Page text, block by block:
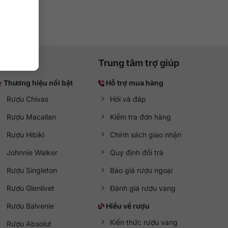
Thương hiệu nổi bật
Rượu Chivas
Rượu Macallan
Rượu Hibiki
Johnnie Walker
Rượu Singleton
Rượu Glenlivet
Rượu Balvenie
Rượu Absolut
Trung tâm trợ giúp
Hỗ trợ mua hàng
Hỏi và đáp
Kiểm tra đơn hàng
Chính sách giao nhận
Quy định đổi trả
Báo giá rượu ngoại
Đánh giá rượu vang
Hiểu về rượu
Kiến thức rượu vang